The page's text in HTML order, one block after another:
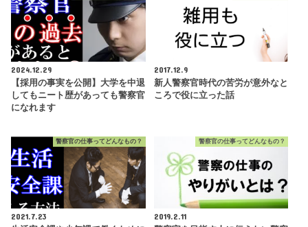
2024.12.29
【採用の事実を公開】大学を中退
してもニート歴があっても警察官
になれます
2017.12.9
新人警察官時代の苦労が意外なと
ころで役に立った話
警察官の仕事ってどんなもの？
2021.7.23
警察官の仕事ってどんなもの？
2019.2.11